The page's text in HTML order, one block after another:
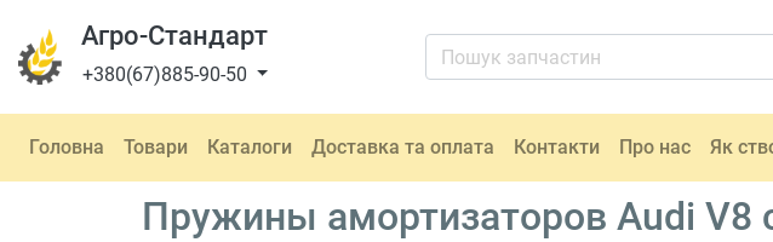
Агро-Стандарт
+380(67)885-90-50
Головна Товари Каталоги Доставка та оплата Контакти Про нас Як
Пружины амортизаторов Audi V8